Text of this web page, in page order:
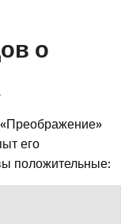
о
«Преображение»
его
положительные: